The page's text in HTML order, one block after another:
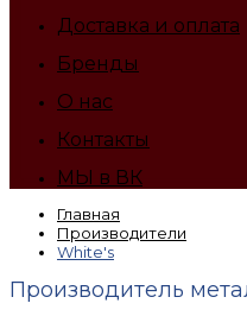
Доставка и оплата
Бренды
О нас
Контакты
МЫ в ВК
Главная
Производители
White's
Производитель